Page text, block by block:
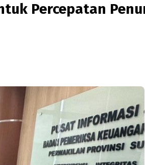
Percepatan